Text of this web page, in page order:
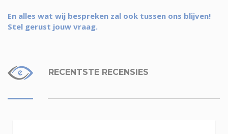
En alles wat wij bespreken zal ook tussen ons blijven!
Stel gerust jouw vraag.
RECENTSTE RECENSIES